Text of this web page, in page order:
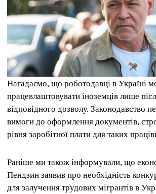
Нагадаємо, що роботодавці в Україні
працевлаштовувати іноземців лише
відповідного дозволу. Законодавство
вимоги до оформлення документів,
рівня заробітної плати для таких
Раніше ми також інформували, що
Пендзин заявив про необхідність
для залучення трудових мігрантів в